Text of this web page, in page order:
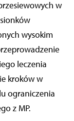
w
wysokim
leczenia
kroków w
ograniczenia
z MP.